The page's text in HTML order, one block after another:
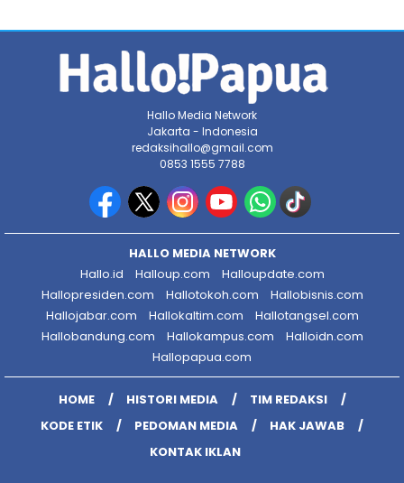
Hallo Media Network
Jakarta - Indonesia
redaksihallo@gmail.com
0853 1555 7788
HALLO MEDIA NETWORK
Hallo.id
Halloup.com
Halloupdate.com
Hallopresiden.com
Hallotokoh.com
Hallobisnis.com
Hallojabar.com
Hallokaltim.com
Hallotangsel.com
Hallobandung.com
Hallokampus.com
Halloidn.com
Hallopapua.com
HOME HISTORI MEDIA
TIM REDAKSI
KODE ETIK
PEDOMAN MEDIA
HAK JAWAB
KONTAK IKLAN